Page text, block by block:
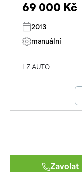
69 000 Kč
2013
manuální
LZ AUTO
Zavolat